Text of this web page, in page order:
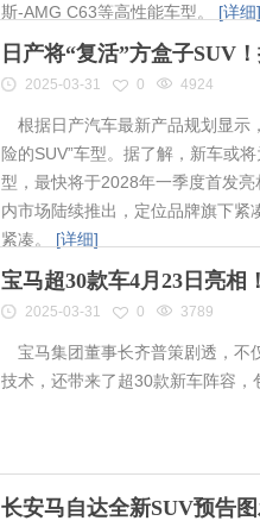
斯-AMG C63等高性能车型。 [详细]
日产将“复活”方盒子SUV
2025-03-31 0 4924
根据日产汽车最新产品规划显示
险的SUV”车型。据了解，新车或
型，最快将于2028年一季度首发
内市场陆续推出，定位品牌旗下紧
紧凑。 [详细]
宝马超30款车4月23日亮
2025-03-31 0 3789
宝马集团董事长齐普策剧透，不
技术，还带来了超30款新车阵容
长安马自达全新SUV预告